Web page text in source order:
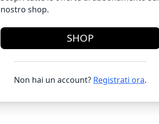
nostro shop.
SHOP
Non hai un account? Registrati ora.